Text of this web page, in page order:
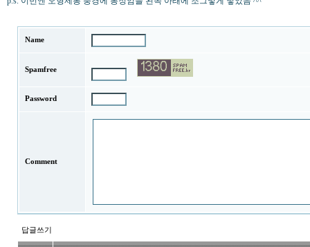
Name
Spamfree
Password
Comment
답글쓰기